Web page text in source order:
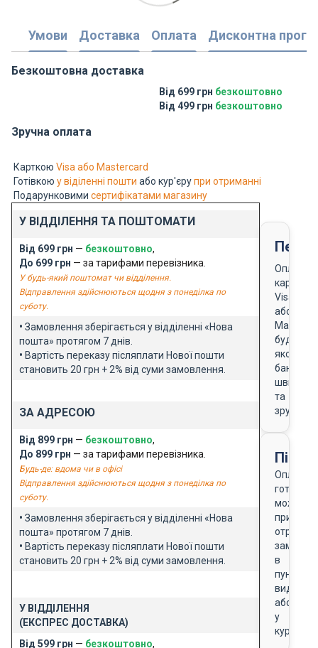
Умови Доставка Оплата Дисконтна
Безкоштовна доставка
Від 699 грн безкоштовно
Від 499 грн безкоштовно
Зручна оплата
Карткою Visa або Mastercard
Готівкою у віділенні пошти або кур'єрупри отриманні
Подарунковими сертифікатами магазину
У ВІДДІЛЕННЯ ТА ПОШТОМАТИ
Від 699 грн — безкоштовно,
До 699 грн — за тарифами перевізника.
У будь-який поштомат чи відділення.
Відправлення здійснюються щодня з понеділка по
суботу.
• Замовлення зберігається у відділенні «Нова
пошта» протягом 7 днів.
• Вартість переказу післяплати Нової пошти
становить 20 грн + 2% від суми замовлення.
ЗА АДРЕСОЮ
Від 899 грн — безкоштовно,
До 899 грн — за тарифами перевізника.
Будь-де: вдома чи в офісі
Відправлення здійснюються щодня з понеділка по
суботу.
• Замовлення зберігається у відділенні «Нова
пошта» протягом 7 днів.
• Вартість переказу післяплати Нової пошти
становить 20 грн + 2% від суми замовлення.
У ВІДДІЛЕННЯ
(ЕКСПРЕС ДОСТАВКА)
Від 599 грн — безкоштовно,
Оплата
карткою
Visa
або
будь-
якого
банку
швидко
та
зручно
Оплата
готівкою
можлива
при
в
пункті
видачі
або
у
кур'єра